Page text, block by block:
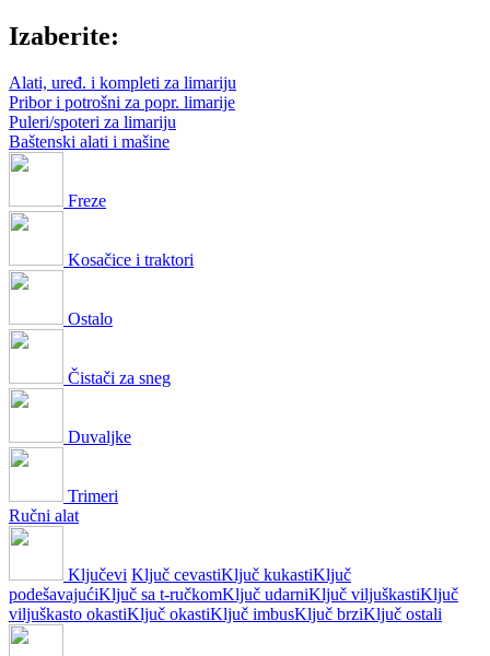
Izaberite:
Alati, uređ. i kompleti za limariju
Pribor i potrošni za popr. limarije
Puleri/spoteri za limariju
Baštenski alati i mašine
Freze
Kosačice i traktori
Ostalo
Čistači za sneg
Duvaljke
Trimeri
Ručni alat
Ključevi Ključ cevastiKljuč kukastiKljuč
podešavajućiKljuč sa t-ručkomKljuč udarniKljuč viljuškastiKljuč
viljuškasto okastiKljuč okastiKljuč imbusKljuč brziKljuč ostali